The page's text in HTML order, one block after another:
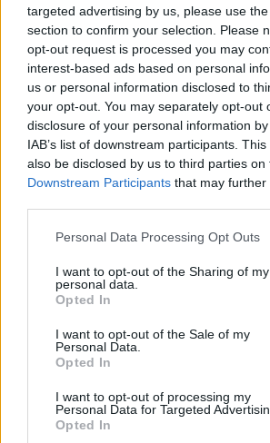
targeted advertising by us, please use
section to confirm your selection. Please
opt-out request is processed you may
interest-based ads based on personal
us or personal information disclosed to
your opt-out. You may separately opt-out
disclosure of your personal information
IAB’s list of downstream participants.
also be disclosed by us to third parties on
Downstream Participants that may
Please note that this website/app uses
not limited to your visit or usage
grant or deny consent to Google and its
use your data for below specified
consent section.
Personal Data Processing Opt Outs
I want to opt-out of the Sharing of my
personal data.
Opted In
I want to opt-out of the Sale of my
Personal Data.
Opted In
I want to opt-out of processing my
Personal Data for Targeted
Opted In
Continue lendo